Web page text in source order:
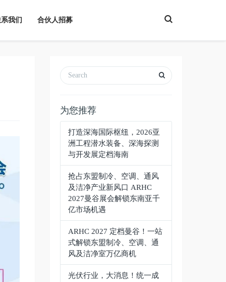
T
o
g
e
a
r
我们 合伙人招募
为您推荐
打造深海国际枢纽，2026亚
洲工程潜水装备、深海探测
与开发展定档海南
抢占东盟制冷、空调、通风
及洁净产业新风口 ARHC
2027曼谷展会解锁东南亚千
亿市场机遇
ARHC 2027 定档曼谷！一站
式解锁东盟制冷、空调、通
风及洁净室万亿商机
光伏行业，大消息！统一成